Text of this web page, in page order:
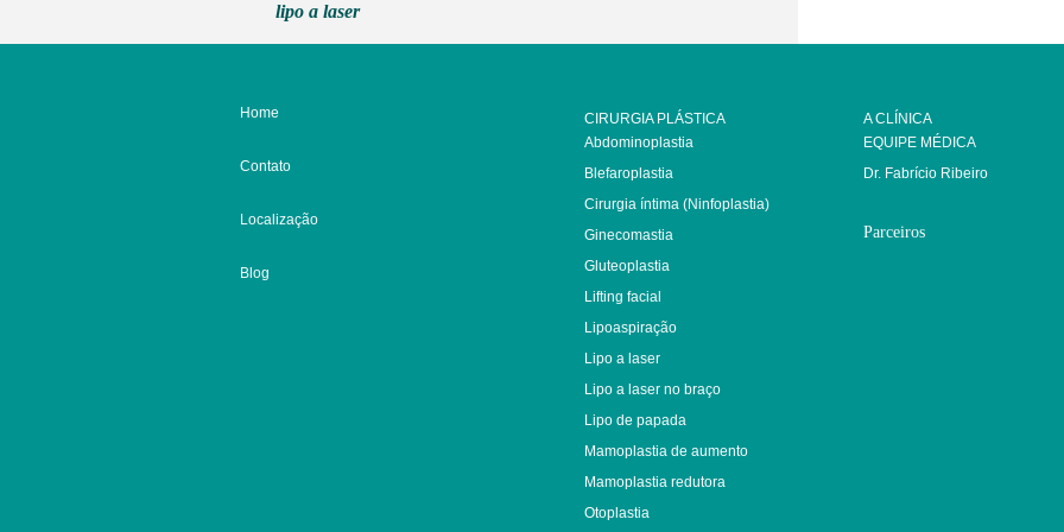
lipo a laser
Home
Contato
Localização
Blog
CIRURGIA PLÁSTICA
Abdominoplastia
Blefaroplastia
Cirurgia íntima (Ninfoplastia)
Ginecomastia
Gluteoplastia
Lifting facial
Lipoaspiração
Lipo a laser
Lipo a laser no braço
Lipo de papada
Mamoplastia de aumento
Mamoplastia redutora
Otoplastia
A CLÍNICA
EQUIPE MÉDICA
Dr. Fabrício Ribeiro
Parceiros